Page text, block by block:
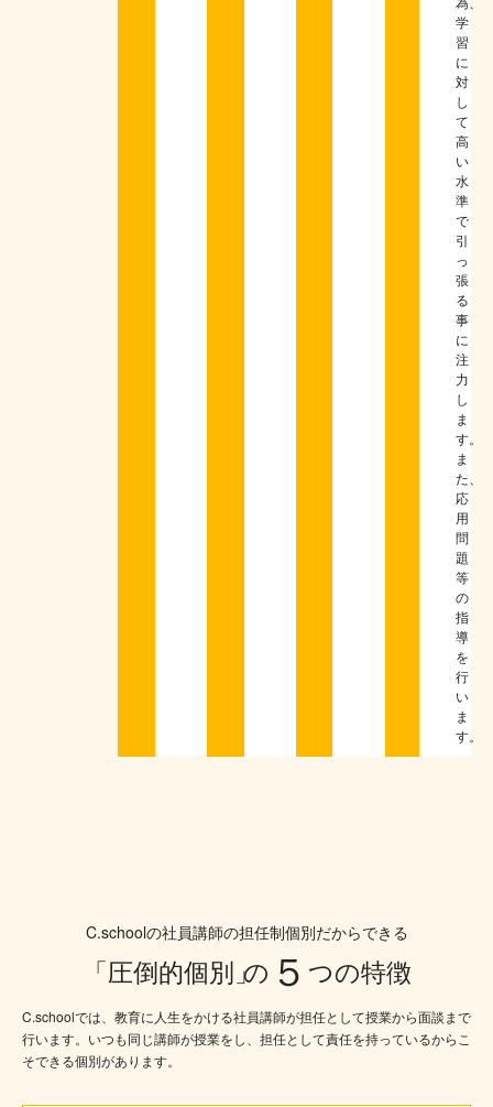
学
習
に
対
し
て
高
い
水
準
で
引
っ
張
る
事
に
注
力
し
ま
す。
ま
た、
応
用
問
題
等
の
指
導
を
行
い
ま
す。
C.schoolの社員講師の担任制個別だからできる
「圧倒的個別」
の ５ つの特徴
C.schoolでは、教育に人生をかける社員講師が担任として授業から面談まで
行います。いつも同じ講師が授業をし、担任として責任を持っているからこ
そできる個別があります。